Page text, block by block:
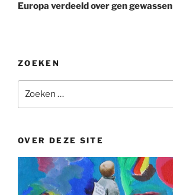
bericht
Europa verdeeld over gen gewassen
ZOEKEN
naar:
OVER DEZE SITE